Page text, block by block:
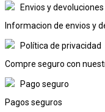
Envios y devoluciones
Informacion de envios y
Política de privacidad
Compre seguro con
Pago seguro
Pagos seguros